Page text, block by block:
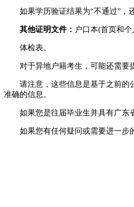
如果学历验证结果为“不通过”，还
其他证明文件： 户口本(首页和个
体检表。
对于异地户籍考生，可能还需要提
请注意，这些信息是基于之前的公
准确的信息。
如果您是往届毕业生并具有广东省
如果您有任何疑问或需要进一步